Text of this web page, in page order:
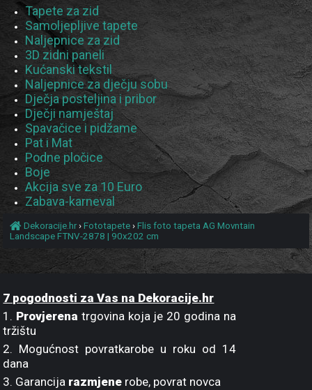
Tapete za zid
Samoljepljive tapete
Naljepnice za zid
3D zidni paneli
Kućanski tekstil
Naljepnice za dječju sobu
Dječja posteljina i pribor
Dječji namještaj
Spavačice i pidžame
Pat i Mat
Podne pločice
Boje
Akcija sve za 10 Euro
Zabava-karneval
Dekoracije.hr›Fototapete ›Flis foto tapeta AG Movntain
Landscape FTNV-2878 | 90x202 cm
7 pogodnosti za Vas na Dekoracije.hr
1. Provjerena trgovina koja je 20 godina na
tržištu
2. Mogućnost povratkarobe u roku od 14
dana
3. Garancija razmjene robe, povrat novca